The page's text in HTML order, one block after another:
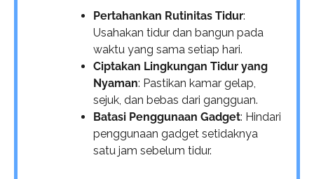
Pertahankan Rutinitas Tidur:
Usahakan tidur dan bangun pada
waktu yang sama setiap hari.
Ciptakan Lingkungan Tidur yang
Nyaman: Pastikan kamar gelap,
sejuk, dan bebas dari gangguan.
Batasi Penggunaan Gadget: Hindari
penggunaan gadget setidaknya
satu jam sebelum tidur.